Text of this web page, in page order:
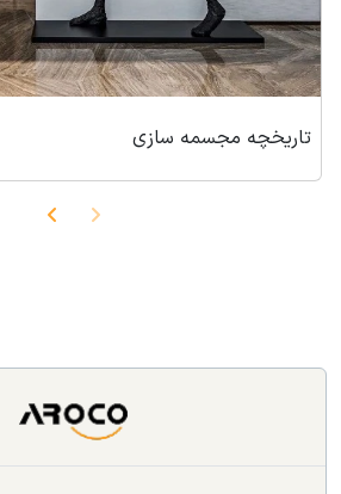
تاریخچه مجسمه سازی